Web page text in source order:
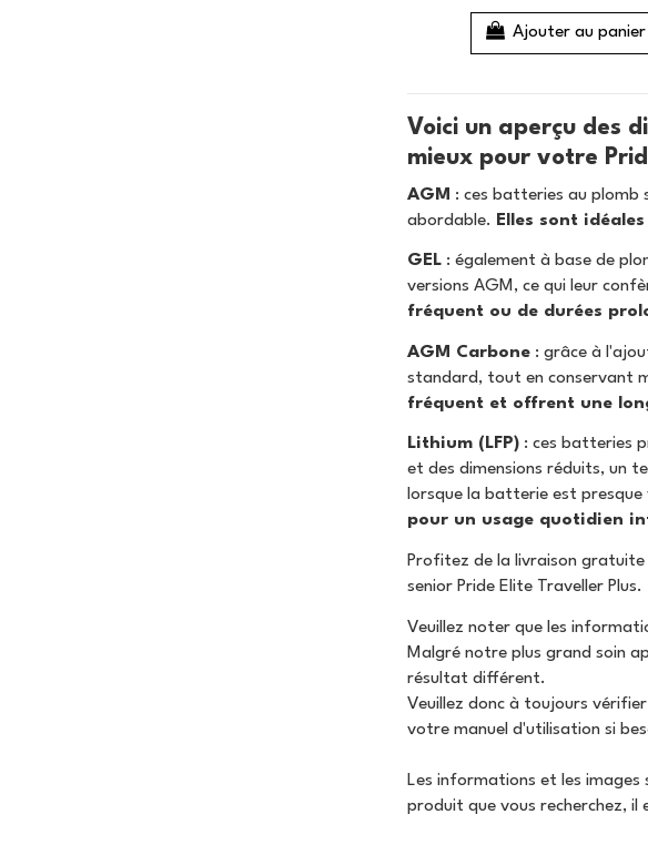
Ajouter au panier
Voici un aperçu des
mieux pour votre
AGM : ces batteries au plomb
abordable. Elles sont
GEL : également à base de
versions AGM, ce qui leur
fréquent ou de durées
AGM Carbone : grâce à
standard, tout en conservant
fréquent et offrent une
Lithium (LFP) : ces batteries
et des dimensions réduits, un
lorsque la batterie est
pour un usage quotidien
Profitez de la livraison
senior Pride Elite Traveller Plus.
Veuillez noter que les
Malgré notre plus grand soin
résultat différent.
Veuillez donc à toujours
votre manuel d'utilisation si
Les informations et les
produit que vous recherchez,